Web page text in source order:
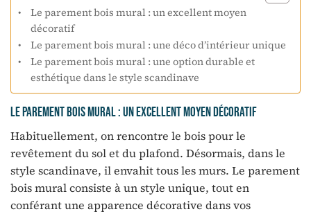
Le parement bois mural : un excellent moyen
décoratif
Le parement bois mural : une déco d’intérieur unique
Le parement bois mural : une option durable et
esthétique dans le style scandinave
Le parement bois mural : un excellent moyen décoratif
Habituellement, on rencontre le bois pour le
revêtement du sol et du plafond. Désormais, dans le
style scandinave, il envahit tous les murs. Le parement
bois mural consiste à un style unique, tout en
conférant une apparence décorative dans vos